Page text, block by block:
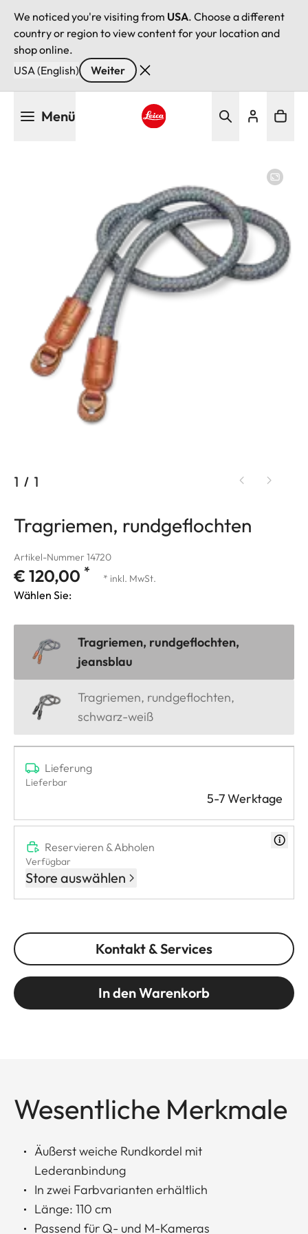
We noticed you're visiting from USA. Choose a different
country or region to view content for your location and
shop online.
USA (English)
Weiter
Menü
1 / 1
Tragriemen, rundgeflochten
Artikel-Nummer 14720
€ 120,00 * * inkl. MwSt.
Wählen Sie:
Tragriemen, rundgeflochten,
jeansblau
Tragriemen, rundgeflochten,
schwarz-weiß
Lieferung
Lieferbar
5-7 Werktage
Reservieren & Abholen
Verfügbar
Store auswählen
Kontakt & Services
In den Warenkorb
Wesentliche Merkmale
Äußerst weiche Rundkordel mit
Lederanbindung
In zwei Farbvarianten erhältlich
Länge: 110 cm
Passend für Q- und M-Kameras